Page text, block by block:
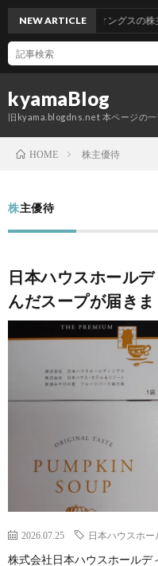
kyamaBlog
旧kyama.blogdns.net 本ページの
NEW ARTICLE
ホールディングスの株主優待で
HOME 株主優待
株主優待
日本ハウスホール
んだスープが届きま
2026.07.25 日本ハウスホー
株式会社日本ハウスホールデ